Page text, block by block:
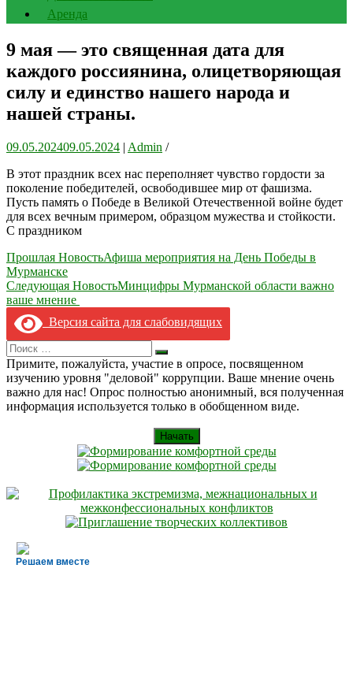
Аренда
9 мая — это священная дата для
каждого россиянина, олицетворяющая
силу и единство нашего народа и
нашей страны.
09.05.202409.05.2024 | Admin /
В этот праздник всех нас переполняет чувство гордости за
поколение победителей, освободившее мир от фашизма.
Пусть память о Победе в Великой Отечественной войне будет
для всех вечным примером, образцом мужества и стойкости.
С праздником
Навигация
по
записям
Прошлая НовостьАфиша мероприятия на День Победы в
Мурманске
Следующая НовостьМинцифры Мурманской области важно
ваше мнение
Версия сайта для слабовидящих
Search
for:
Искать
Примите, пожалуйста, участие в опросе, посвященном
изучению уровня "деловой" коррупции. Ваше мнение очень
важно для нас! Опрос полностью анонимный, вся полученная
информация используется только в обобщенном виде.
Начать
Решаем вместе